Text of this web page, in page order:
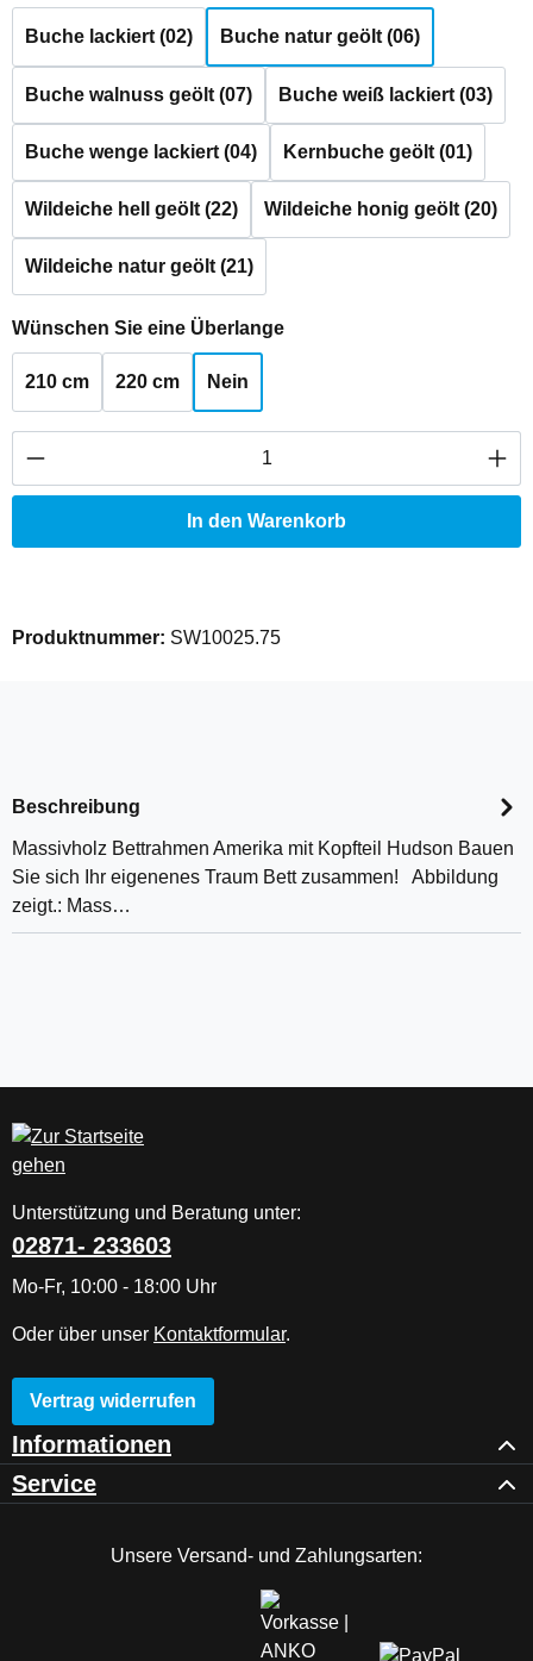
Buche lackiert (02) Buche natur geölt (06)
Buche walnuss geölt (07) Buche weiß lackiert (03)
Buche wenge lackiert (04) Kernbuche geölt (01)
Wildeiche hell geölt (22) Wildeiche honig geölt (20)
Wildeiche natur geölt (21)
Wünschen Sie eine Überlangeauswählen
210 cm 220 cm Nein
Produkt Anzahl: Gib den gewünschten
In den Warenkorb
Produktnummer: SW10025.75
Beschreibung
Massivholz Bettrahmen Amerika mit Kopfteil Hudson Bauen
Sie sich Ihr eigenenes Traum Bett zusammen! Abbildung
zeigt.: Mass…
Unterstützung und Beratung unter:
02871- 233603
Mo-Fr, 10:00 - 18:00 Uhr
Oder über unser Kontaktformular.
Vertrag widerrufen
Informationen
Service
Unsere Versand- und Zahlungsarten: